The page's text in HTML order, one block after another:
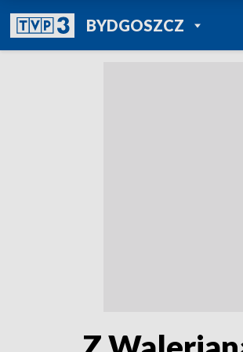
BYDGOSZCZPOWRÓT DO
TVP REGIONY